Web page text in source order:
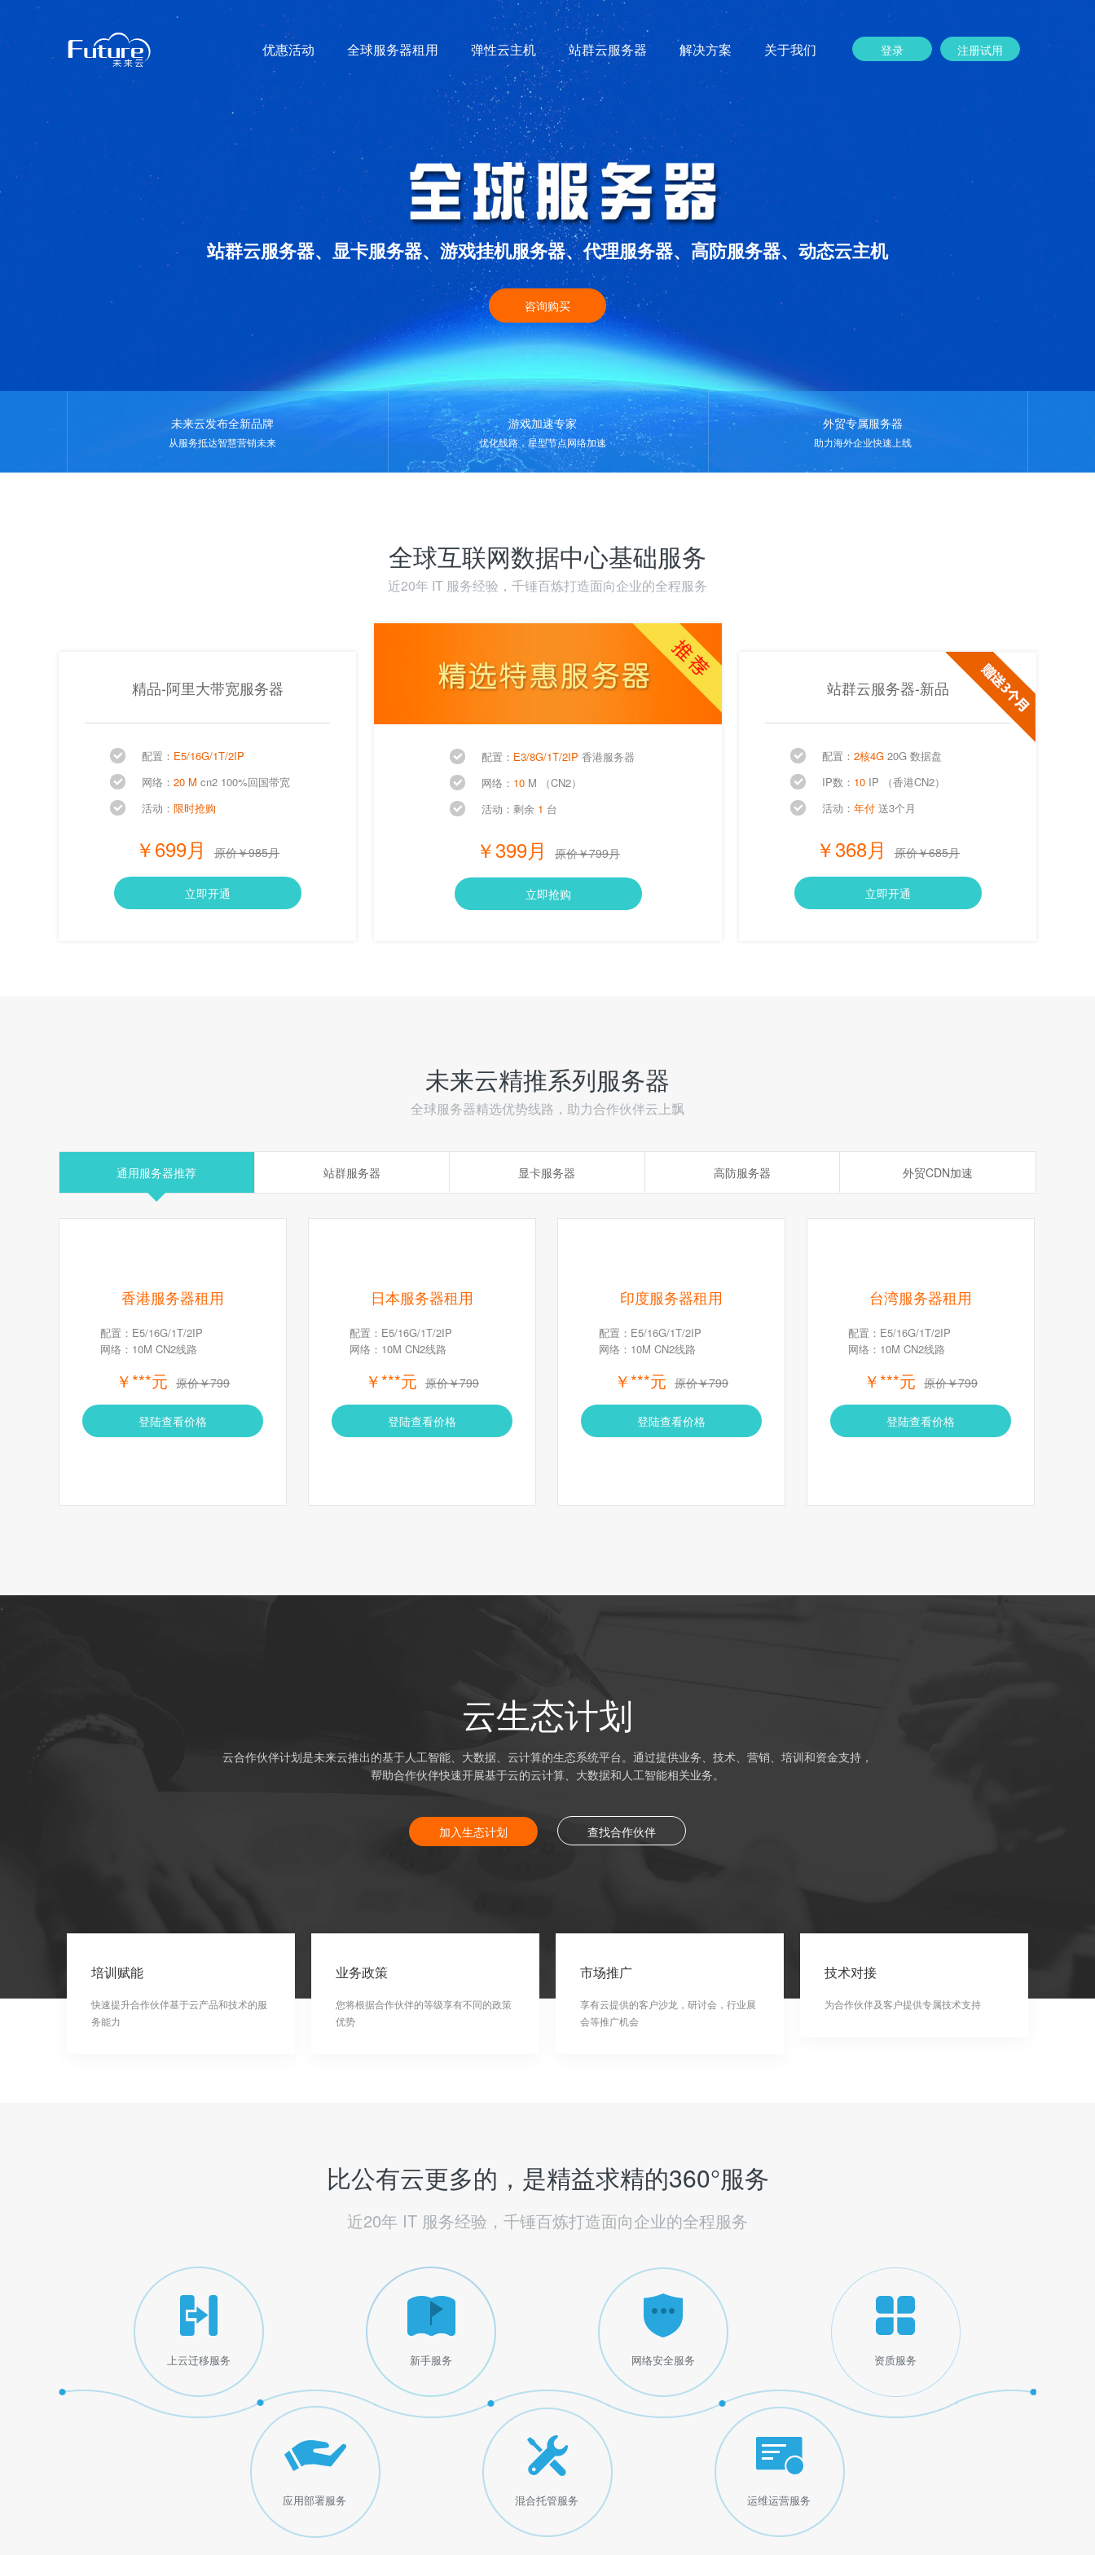
优惠活动 全球服务器租用 弹性云主机 站群云服务器 解决方案 关于我们 登录 注册试用
站群云服务器、显卡服务器、游戏挂机服务器、代理服务器、高防服务器、动态云主机
咨询购买
未来云发布全新品牌
从服务抵达智慧营销未来
游戏加速专家
优化线路，星型节点网络加速
外贸专属服务器
助力海外企业快速上线
全球互联网数据中心基础服务
近20年 IT 服务经验，千锤百炼打造面向企业的全程服务
精品-阿里大带宽服务器
配置： E5/16G/1T/2IP
网络： 20 M cn2 100%回国带宽
活动： 限时抢购
￥699月 原价￥985月
立即开通
配置： E3/8G/1T/2IP 香港服务器
网络： 10 M （CN2）
活动：剩余 1 台
￥399月 原价￥799月
立即抢购
站群云服务器-新品
配置： 2核4G 20G 数据盘
IP数： 10 IP （香港CN2）
活动： 年付 送3个月
￥368月 原价￥685月
立即开通
未来云精推系列服务器
全球服务器精选优势线路，助力合作伙伴云上飘
通用服务器推荐 站群服务器 显卡服务器 高防服务器 外贸CDN加速
香港服务器租用
配置：E5/16G/1T/2IP
网络：10M CN2线路
￥***元 原价￥799
登陆查看价格
日本服务器租用
配置：E5/16G/1T/2IP
网络：10M CN2线路
￥***元 原价￥799
登陆查看价格
印度服务器租用
配置：E5/16G/1T/2IP
网络：10M CN2线路
￥***元 原价￥799
登陆查看价格
台湾服务器租用
配置：E5/16G/1T/2IP
网络：10M CN2线路
￥***元 原价￥799
登陆查看价格
.
云生态计划
云合作伙伴计划是未来云推出的基于人工智能、大数据、云计算的生态系统平台。通过提供业务、技术、营销、培训和资金支持，
帮助合作伙伴快速开展基于云的云计算、大数据和人工智能相关业务。
加入生态计划 查找合作伙伴
培训赋能
快速提升合作伙伴基于云产品和技术的服
务能力
业务政策
您将根据合作伙伴的等级享有不同的政策
优势
市场推广
享有云提供的客户沙龙，研讨会，行业展
会等推广机会
技术对接
为合作伙伴及客户提供专属技术支持
比公有云更多的，是精益求精的360°服务
近20年 IT 服务经验，千锤百炼打造面向企业的全程服务
上云迁移服务 新手服务 网络安全服务 资质服务
应用部署服务 混合托管服务 运维运营服务